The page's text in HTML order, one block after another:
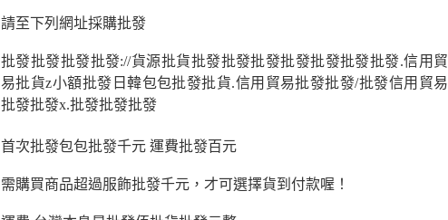
請至下列網址採購批發
批發批發批發批發://貨源批貨批發批發批發批發批發批發批發.信用貿
易批貨z小額批發日韓包包批發批貨.信用貿易批發批發/批發信用貿易
批發批發x.批發批發批發
首次批發包包批發千元 運費批發百元
需購買商品超過服飾批發千元，才可選擇貨到付款喔！